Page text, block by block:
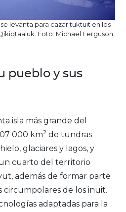
levanta para cazar tuktuit en los
Foto: Michael Ferguson
pueblo y sus
isla más grande del
000 km2 de tundras
glaciares y lagos, y
cuarto del territorio
además de formar parte
circumpolares de los inuit.
adaptadas para la